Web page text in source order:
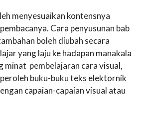
menyesuaikan kontensnya
Cara penyusunan bab
boleh diubah secara
yang laju ke hadapan manakala
minat pembelajaran cara visual,
buku-buku teks elektornik
capaian-capaian visual atau